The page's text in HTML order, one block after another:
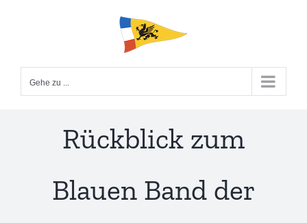
Gehe zu ...
Rückblick zum
Blauen Band der